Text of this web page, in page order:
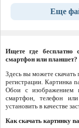
Еще
Ищете где бесплатно
смартфон или планшет?
Здесь вы можете
регистрации. Картинка
Обои с изображением
смартфон, телефон
установить в качестве
Как скачать картинку